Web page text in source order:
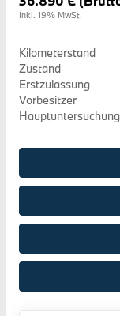
Inkl. 19% MwSt.
Kilometerstand
Zustand
Erstzulassung
Vorbesitzer
Hauptuntersuchung